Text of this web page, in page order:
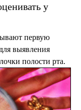
у
первую
выявления
полости рта.